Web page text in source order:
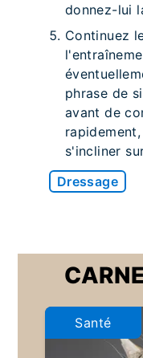
donnez-lui
Continuez
phrase de
avant de
s'incliner
Dressage
Santé